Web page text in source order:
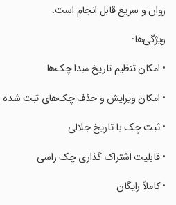
روان و سریع قابل انجام است.
‏ویژگی‌ها:
‏• امکان تنظیم تاریخ مبدا چک‌ها
‏• امکان ویرایش و حذف چک‌های ثبت شده
‏• ثبت چک با تاریخ جلالی
‏• قابلیت اشتراک گذاری چک راسی
‏• کاملاً رایگان